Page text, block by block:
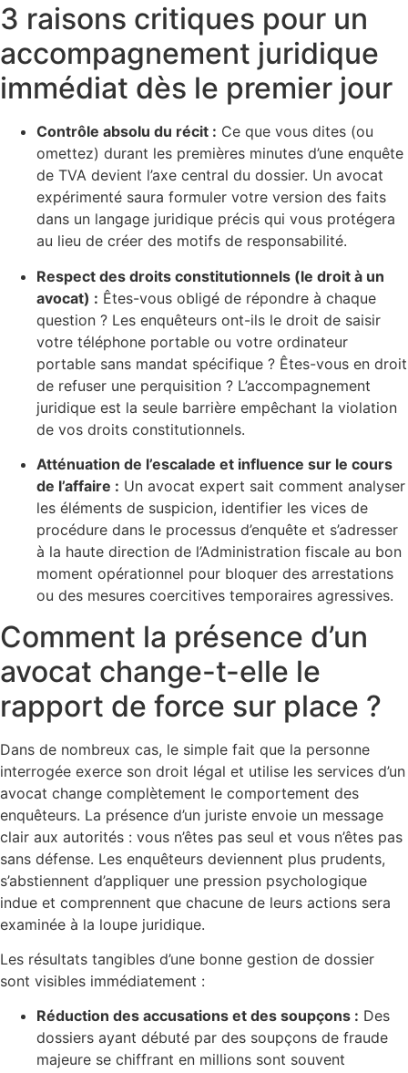
3 raisons critiques pour un
accompagnement juridique
immédiat dès le premier jour
Contrôle absolu du récit : Ce que vous dites (ou
omettez) durant les premières minutes d’une enquête
de TVA devient l’axe central du dossier. Un avocat
expérimenté saura formuler votre version des faits
dans un langage juridique précis qui vous protégera
au lieu de créer des motifs de responsabilité.
Respect des droits constitutionnels (le droit à un
avocat) : Êtes-vous obligé de répondre à chaque
question ? Les enquêteurs ont-ils le droit de saisir
votre téléphone portable ou votre ordinateur
portable sans mandat spécifique ? Êtes-vous en droit
de refuser une perquisition ? L’accompagnement
juridique est la seule barrière empêchant la violation
de vos droits constitutionnels.
Atténuation de l’escalade et influence sur le cours
de l’affaire : Un avocat expert sait comment analyser
les éléments de suspicion, identifier les vices de
procédure dans le processus d’enquête et s’adresser
à la haute direction de l’Administration fiscale au bon
moment opérationnel pour bloquer des arrestations
ou des mesures coercitives temporaires agressives.
Comment la présence d’un
avocat change-t-elle le
rapport de force sur place ?
Dans de nombreux cas, le simple fait que la personne
interrogée exerce son droit légal et utilise les services d’un
avocat change complètement le comportement des
enquêteurs. La présence d’un juriste envoie un message
clair aux autorités : vous n’êtes pas seul et vous n’êtes pas
sans défense. Les enquêteurs deviennent plus prudents,
s’abstiennent d’appliquer une pression psychologique
indue et comprennent que chacune de leurs actions sera
examinée à la loupe juridique.
Les résultats tangibles d’une bonne gestion de dossier
sont visibles immédiatement :
Réduction des accusations et des soupçons : Des
dossiers ayant débuté par des soupçons de fraude
majeure se chiffrant en millions sont souvent